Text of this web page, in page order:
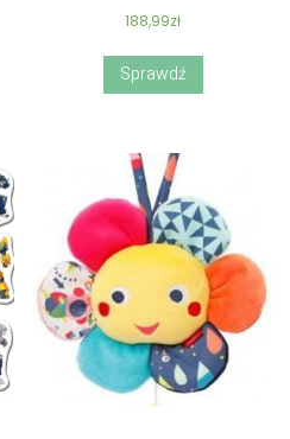
188,99zł
Sprawdź